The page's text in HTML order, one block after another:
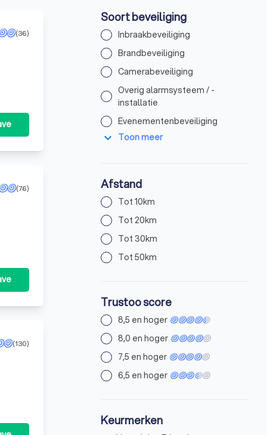
(36)
voor particuliere beveiligings- of recherchewerkzaamheden.
(76)
(130)
Soort beveiliging
Inbraakbeveiliging
Brandbeveiliging
Camerabeveiliging
Overig alarmsysteem / -
installatie
Evenementenbeveiliging
expand_more Toon meer
Afstand
Tot 10km
Tot 20km
Tot 30km
Tot 50km
Trustoo score
8,5 en hoger
8,0 en hoger
7,5 en hoger
6,5 en hoger
Keurmerken